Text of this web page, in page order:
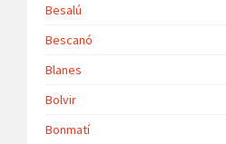
Besalú
Bescanó
Blanes
Bolvir
Bonmatí